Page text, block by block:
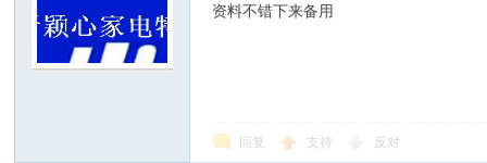
资料不错下来备用
回复 支持 反对